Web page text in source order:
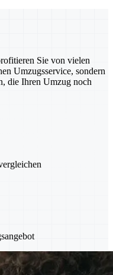
Sie von vielen
Umzugsservice, sondern
die Ihren Umzug noch